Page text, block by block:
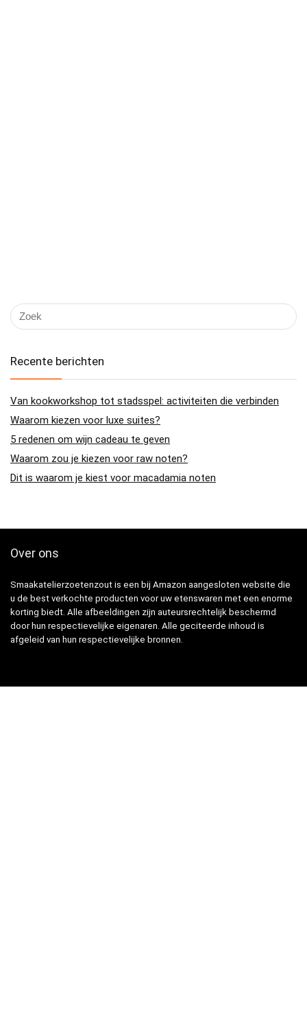
Recente berichten
Van kookworkshop tot stadsspel: activiteiten die verbinden
Waarom kiezen voor luxe suites?
5 redenen om wijn cadeau te geven
Waarom zou je kiezen voor raw noten?
Dit is waarom je kiest voor macadamia noten
Over ons
Smaakatelierzoetenzout is een bij Amazon aangesloten website die
u de best verkochte producten voor uw etenswaren met een enorme
korting biedt. Alle afbeeldingen zijn auteursrechtelijk beschermd
door hun respectievelijke eigenaren. Alle geciteerde inhoud is
afgeleid van hun respectievelijke bronnen.